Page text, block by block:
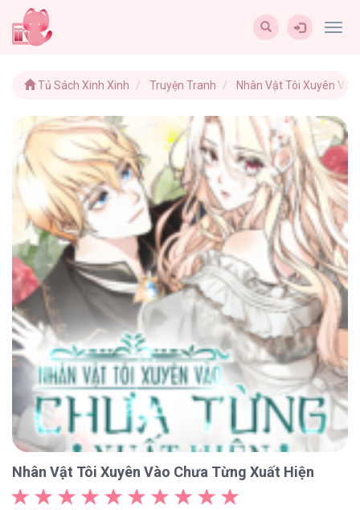
Tủ Sách Xinh Xinh Truyện Tranh Nhân Vật Tôi Xuyên
Nhân Vật Tôi Xuyên Vào Chưa Từng Xuất Hiện